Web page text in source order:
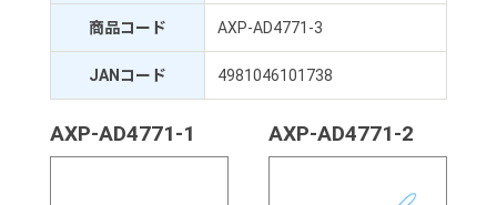
商品コード AXP-AD4771-3
JANコード 4981046101738
AXP-AD4771-1 AXP-AD4771-2